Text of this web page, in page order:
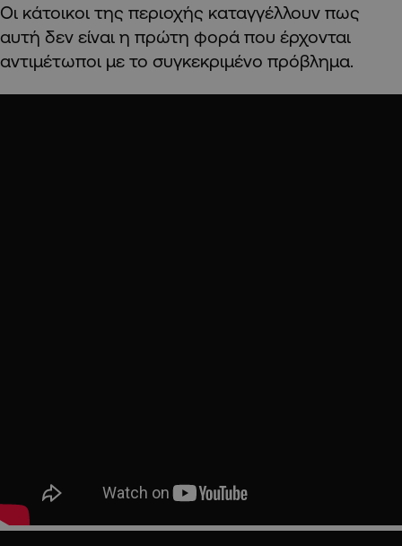
Οι κάτοικοι της περιοχής καταγγέλλουν πως
αυτή δεν είναι η πρώτη φορά που έρχονται
αντιμέτωποι με το συγκεκριμένο πρόβλημα.